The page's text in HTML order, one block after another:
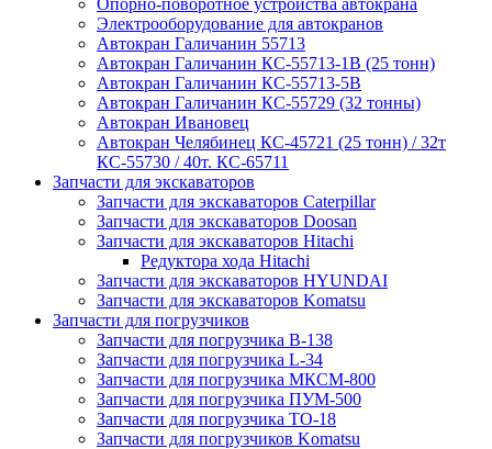
Опорно-поворотное устройства автокрана
Электрооборудование для автокранов
Автокран Галичанин 55713
Автокран Галичанин КС-55713-1В (25 тонн)
Автокран Галичанин КС-55713-5В
Автокран Галичанин КС-55729 (32 тонны)
Автокран Ивановец
Автокран Челябинец КС-45721 (25 тонн) / 32т
КС-55730 / 40т. КС-65711
Запчасти для экскаваторов
Запчасти для экскаваторов Caterpillar
Запчасти для экскаваторов Doosan
Запчасти для экскаваторов Hitachi
Редуктора хода Hitachi
Запчасти для экскаваторов HYUNDAI
Запчасти для экскаваторов Komatsu
Запчасти для погрузчиков
Запчасти для погрузчика B-138
Запчасти для погрузчика L-34
Запчасти для погрузчика МКСМ-800
Запчасти для погрузчика ПУМ-500
Запчасти для погрузчика ТО-18
Запчасти для погрузчиков Komatsu